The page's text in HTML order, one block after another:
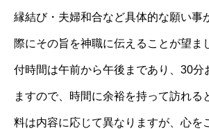
縁結び・夫婦和合など具体的な願い事
際にその旨を神職に伝えることが望ま
付時間は午前から午後まであり、30分
ますので、時間に余裕を持って訪れる
料は内容に応じて異なりますが、心を